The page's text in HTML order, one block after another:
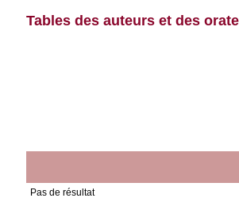
Tables des auteurs et des
Pas de résultat